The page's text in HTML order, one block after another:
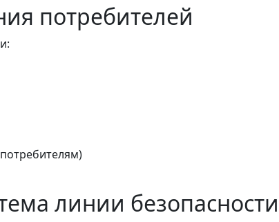
потребителей
линии безопасности